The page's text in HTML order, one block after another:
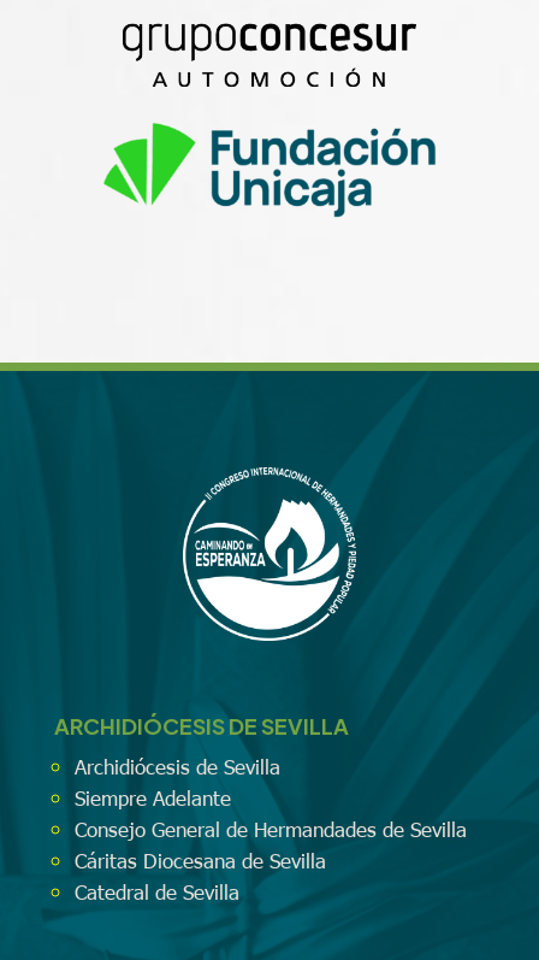
ARCHIDIÓCESIS DE SEVILLA
Archidiócesis de Sevilla
Siempre Adelante
Consejo General de Hermandades de Sevilla
Cáritas Diocesana de Sevilla
Catedral de Sevilla